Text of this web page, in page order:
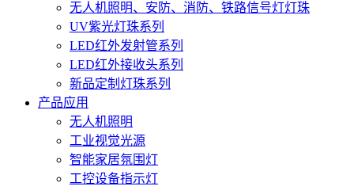
无人机照明、安防、消防、铁路信号灯灯珠
UV紫光灯珠系列
LED红外发射管系列
LED红外接收头系列
新品定制灯珠系列
产品应用
无人机照明
工业视觉光源
智能家居氛围灯
工控设备指示灯